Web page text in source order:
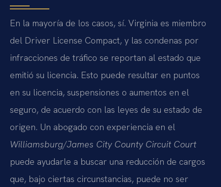
En la mayoría de los casos, sí. Virginia es miembro
del Driver License Compact, y las condenas por
infracciones de tráfico se reportan al estado que
emitió su licencia. Esto puede resultar en puntos
en su licencia, suspensiones o aumentos en el
seguro, de acuerdo con las leyes de su estado de
origen. Un abogado con experiencia en el
Williamsburg/James City County Circuit Court
puede ayudarle a buscar una reducción de cargos
que, bajo ciertas circunstancias, puede no ser